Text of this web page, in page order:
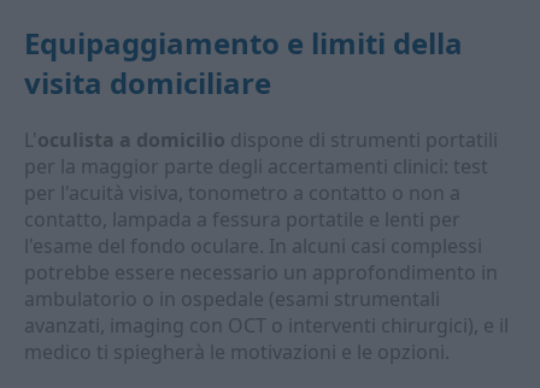
Equipaggiamento e limiti della
visita domiciliare
L'oculista a domicilio dispone di strumenti portatili
per la maggior parte degli accertamenti clinici: test
per l'acuità visiva, tonometro a contatto o non a
contatto, lampada a fessura portatile e lenti per
l'esame del fondo oculare. In alcuni casi complessi
potrebbe essere necessario un approfondimento in
ambulatorio o in ospedale (esami strumentali
avanzati, imaging con OCT o interventi chirurgici), e il
medico ti spiegherà le motivazioni e le opzioni.